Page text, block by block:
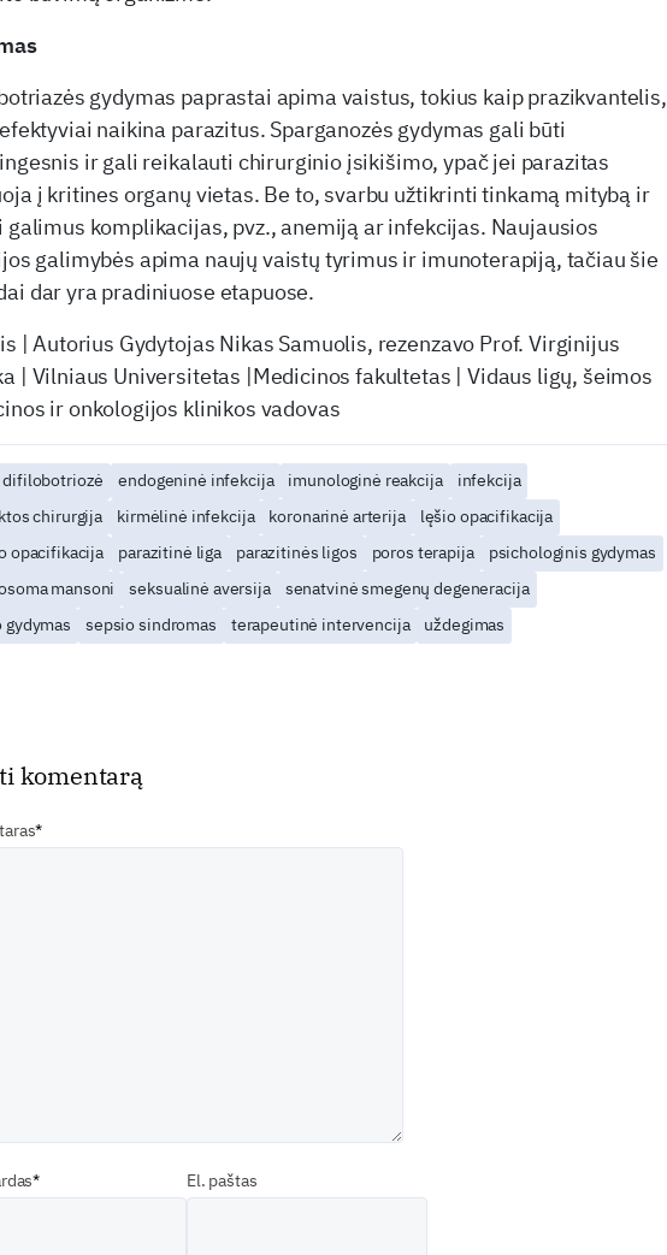
gydymas paprastai apima vaistus, tokius kaip prazikvantelis,
naikina parazitus. Sparganozės gydymas gali būti
ir gali reikalauti chirurginio įsikišimo, ypač jei parazitas
į kritines organų vietas. Be to, svarbu užtikrinti tinkamą mitybą ir
galimus komplikacijas, pvz., anemiją ar infekcijas. Naujausios
galimybės apima naujų vaistų tyrimus ir imunoterapiją, tačiau šie
dar yra pradiniuose etapuose.
| Autorius Gydytojas Nikas Samuolis, rezenzavo Prof. Virginijus
| Vilniaus Universitetas |Medicinos fakultetas | Vidaus ligų, šeimos
ir onkologijos klinikos vadovas
difilobotriozė endogeninė infekcija imunologinė reakcija
infekcija
chirurgija
kirmėlinė infekcija koronarinė arterija
lęšio opacifikacija
opacifikacija
parazitinė liga parazitinės ligos poros terapija
psichologinis gydymas
mansoni
seksualinė aversija
senatvinė smegenų degeneracija
gydymas
sepsio sindromas terapeutinė intervencija uždegimas
komentarą
El. paštas